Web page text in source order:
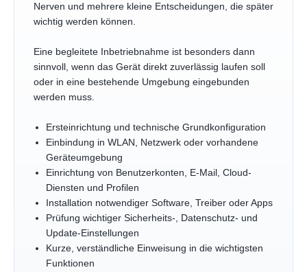
Nerven und mehrere kleine Entscheidungen, die später
wichtig werden können.
Eine begleitete Inbetriebnahme ist besonders dann
sinnvoll, wenn das Gerät direkt zuverlässig laufen soll
oder in eine bestehende Umgebung eingebunden
werden muss.
Ersteinrichtung und technische Grundkonfiguration
Einbindung in WLAN, Netzwerk oder vorhandene
Geräteumgebung
Einrichtung von Benutzerkonten, E-Mail, Cloud-
Diensten und Profilen
Installation notwendiger Software, Treiber oder Apps
Prüfung wichtiger Sicherheits-, Datenschutz- und
Update-Einstellungen
Kurze, verständliche Einweisung in die wichtigsten
Funktionen